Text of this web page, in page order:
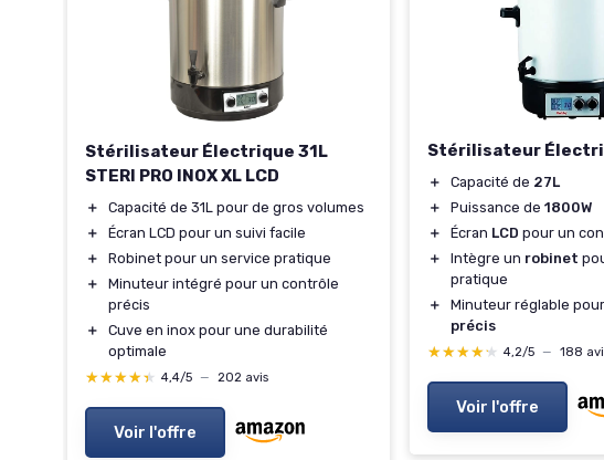
Stérilisateur Électrique 31L
STERI PRO INOX XL LCD
＋
Capacité de 31L pour de gros volumes
＋
Écran LCD pour un suivi facile
＋
Robinet pour un service pratique
＋
Minuteur intégré pour un contrôle
précis
＋
Cuve en inox pour une durabilité
optimale
★★★★★
★★★★★ 4,4/5 — 202 avis
Voir l'offre
Stérilisateur
＋ Capacité de 27L
＋
Puissance de 1800W
＋
Écran LCD pour un
＋
Intègre un robinet
pratique
＋
Minuteur réglable
précis
★★★★★
★★★★★ 4,2/5 — 188
Voir l'offre